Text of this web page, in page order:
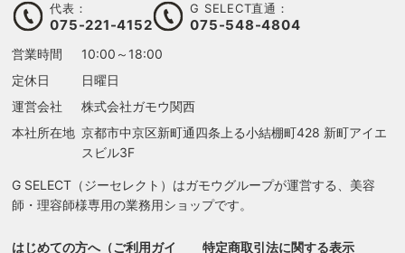
代表：
075-221-4152
G SELECT直通：
075-548-4804
営業時間
10:00～18:00
定休日
日曜日
運営会社
株式会社ガモウ関西
本社所在地 京都市中京区新町通四条上る小結棚町428 新町アイエ
スビル3F
G SELECT（ジーセレクト）はガモウグループが運営する、美容
師・理容師様専用の業務用ショップです。
はじめての方へ（ご利用ガイ 特定商取引法に関する表示